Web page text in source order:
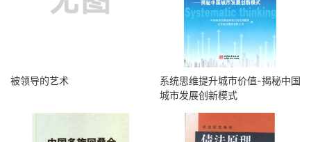
被领导的艺术
系统思维提升城市价值-揭秘中国
城市发展创新模式